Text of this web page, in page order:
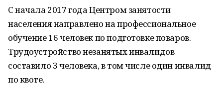
С начала 2017 года Центром занятости
населения направлено на профессиональное
обучение 16 человек по подготовке поваров.
Трудоустройство незанятых инвалидов
составило 3 человека, в том числе один инвалид
по квоте.